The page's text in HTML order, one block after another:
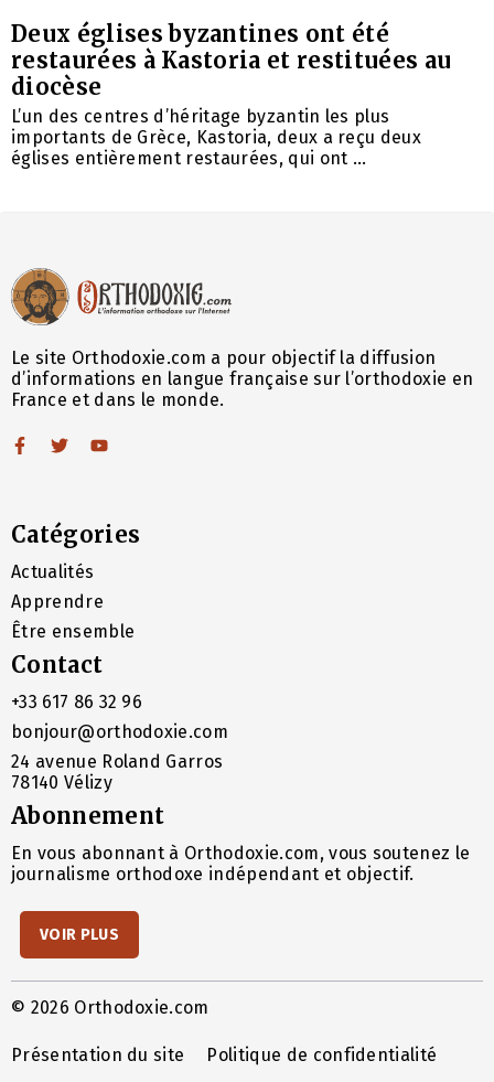
Deux églises byzantines ont été
restaurées à Kastoria et restituées au
diocèse
L’un des centres d’héritage byzantin les plus
importants de Grèce, Kastoria, deux a reçu deux
églises entièrement restaurées, qui ont ...
Le site Orthodoxie.com a pour objectif la diffusion
d’informations en langue française sur l’orthodoxie en
France et dans le monde.
Catégories
Actualités
Apprendre
Être ensemble
Contact
+33 617 86 32 96
bonjour@orthodoxie.com
24 avenue Roland Garros
78140 Vélizy
Abonnement
En vous abonnant à Orthodoxie.com, vous soutenez le
journalisme orthodoxe indépendant et objectif.
VOIR PLUS
© 2026 Orthodoxie.com
Présentation du site Politique de confidentialité